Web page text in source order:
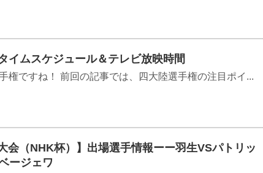
イムスケジュール＆テレビ放映時間
権ですね！ 前回の記事では、四大陸選手権の注目ポイ...
会（NHK杯）】出場選手情報ーー羽生VSパトリッ
ージェワ